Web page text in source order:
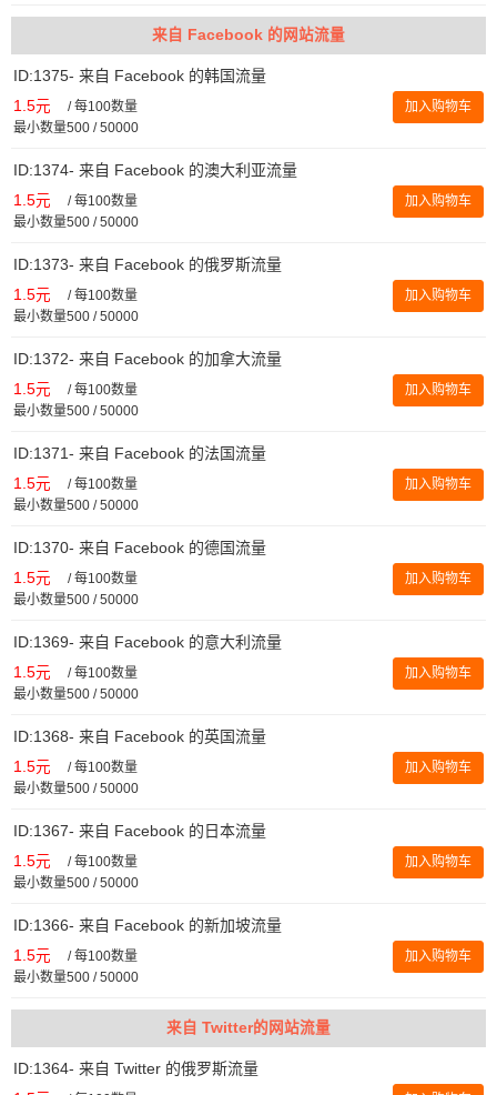
来自 Facebook 的网站流量
ID:1375- 来自 Facebook 的韩国流量
1.5元 /每100数量
最小数量500 / 50000
加入购物车
ID:1374- 来自 Facebook 的澳大利亚流量
1.5元 /每100数量
最小数量500 / 50000
加入购物车
ID:1373- 来自 Facebook 的俄罗斯流量
1.5元 /每100数量
最小数量500 / 50000
加入购物车
ID:1372- 来自 Facebook 的加拿大流量
1.5元 /每100数量
最小数量500 / 50000
加入购物车
ID:1371- 来自 Facebook 的法国流量
1.5元 /每100数量
最小数量500 / 50000
加入购物车
ID:1370- 来自 Facebook 的德国流量
1.5元 /每100数量
最小数量500 / 50000
加入购物车
ID:1369- 来自 Facebook 的意大利流量
1.5元 /每100数量
最小数量500 / 50000
加入购物车
ID:1368- 来自 Facebook 的英国流量
1.5元 /每100数量
最小数量500 / 50000
加入购物车
ID:1367- 来自 Facebook 的日本流量
1.5元 /每100数量
最小数量500 / 50000
加入购物车
ID:1366- 来自 Facebook 的新加坡流量
1.5元 /每100数量
最小数量500 / 50000
加入购物车
来自 Twitter的网站流量
ID:1364- 来自 Twitter 的俄罗斯流量